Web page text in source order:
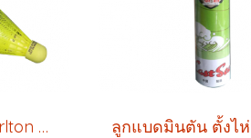
ลูกขนไก่พลาสติก Carlton T 800 (สีเหลือง) ของแท้100%